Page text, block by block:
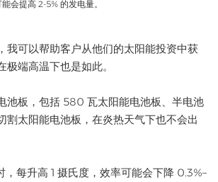
会提高 2-5% 的发电量。
我可以帮助客户从他们的太阳能投资中获
端高温下也是如此。
池板，包括 580 瓦太阳能电池板、半电池
割太阳能电池板，在炎热天气下也不会出
，每升高 1 摄氏度，效率可能会下降 0.3%–